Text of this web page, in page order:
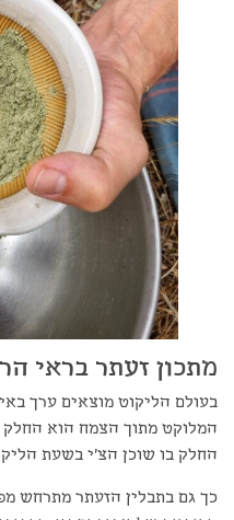
מתכון זעתר בראי
בעולם הליקוט מוצאים ערך
המלוקט מתוך הצמח הוא החלק
החלק בו שוכן הצ'י בשעת
כך גם בתבלין הזעתר מתרחש